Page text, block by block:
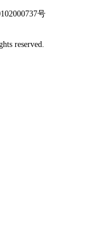
号
reserved.